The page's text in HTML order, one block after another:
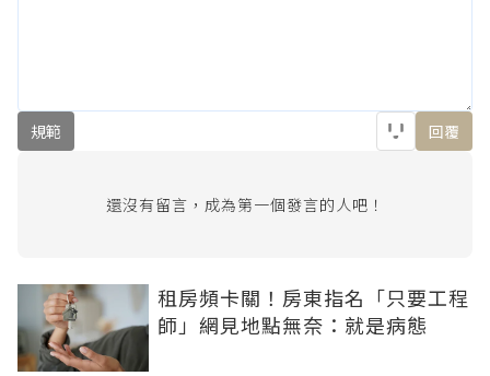
規範 回覆
還沒有留言，成為第一個發言的人吧！
租房頻卡關！房東指名「只要工程
師」網見地點無奈：就是病態